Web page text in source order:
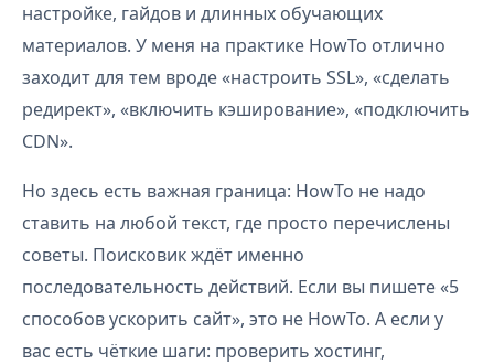
настройке, гайдов и длинных обучающих
материалов. У меня на практике HowTo отлично
заходит для тем вроде «настроить SSL», «сделать
редирект», «включить кэширование», «подключить
CDN».
Но здесь есть важная граница: HowTo не надо
ставить на любой текст, где просто перечислены
советы. Поисковик ждёт именно
последовательность действий. Если вы пишете «5
способов ускорить сайт», это не HowTo. А если у
вас есть чёткие шаги: проверить хостинг,